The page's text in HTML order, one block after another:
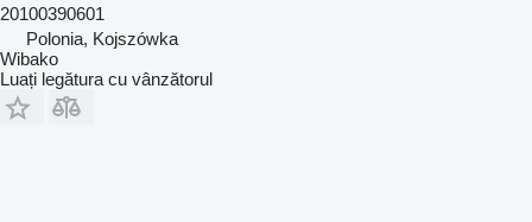
20100390601
Polonia, Kojszówka
Wibako
Luați legătura cu vânzătorul